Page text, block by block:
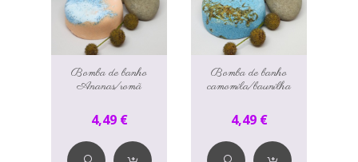
Bomba de banho
Ananas/romã
4,49 €
Bomba de banho
camomila/baunilha
4,49 €